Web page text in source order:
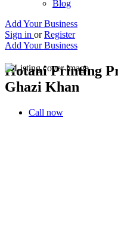
Blog
Add Your Business
Sign in or Register
Add Your Business
Hotani Printing
Ghazi Khan
Call now